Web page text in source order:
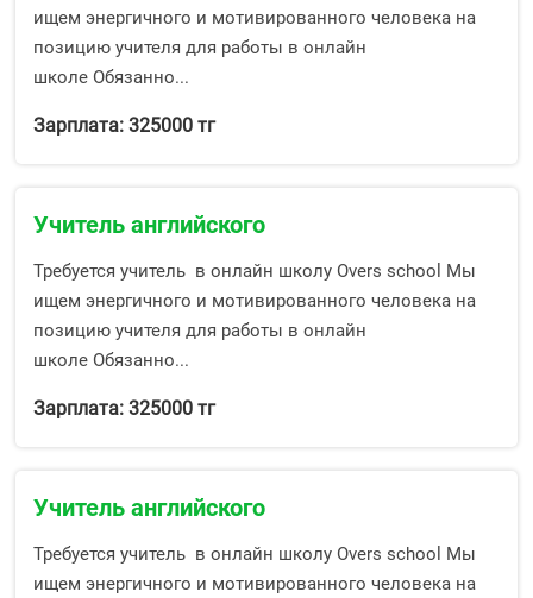
ищем энергичного и мотивированного человека на
позицию учителя для работы в онлайн
школе Обязанно...
Зарплата: 325000 тг
Учитель английского
Требуется учитель в онлайн школу Overs school Мы
ищем энергичного и мотивированного человека на
позицию учителя для работы в онлайн
школе Обязанно...
Зарплата: 325000 тг
Учитель английского
Требуется учитель в онлайн школу Overs school Мы
ищем энергичного и мотивированного человека на